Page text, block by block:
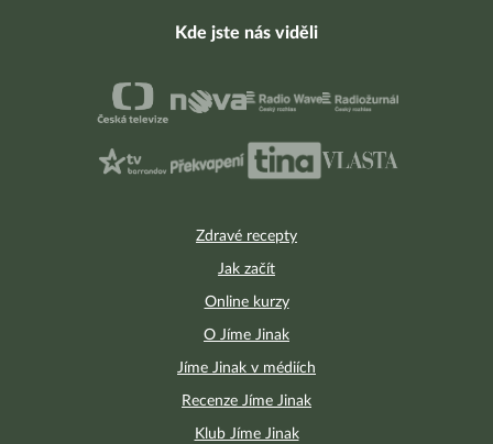
Zdravé recepty
Jak začít
Online kurzy
O Jíme Jinak
Jíme Jinak v médiích
Recenze Jíme Jinak
Klub Jíme Jinak
Kde jste nás viděli